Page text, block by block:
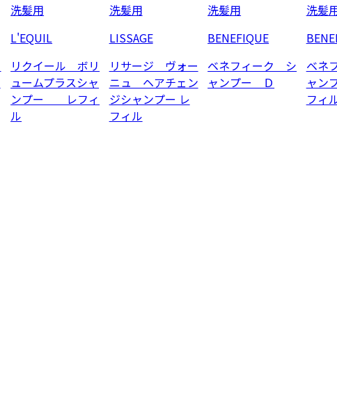
洗髪用
L'EQUIL
リクイール ボリ
ュームプラスシャ
ンプー レフィ
ル
洗髪用
LISSAGE
リサージ ヴォー
ニュ ヘアチェン
ジシャンプー レ
フィル
洗髪用
BENEFIQUE
ベネフィーク シ
ャンプー Ｄ
洗髪
ベネ
ャン
フィ